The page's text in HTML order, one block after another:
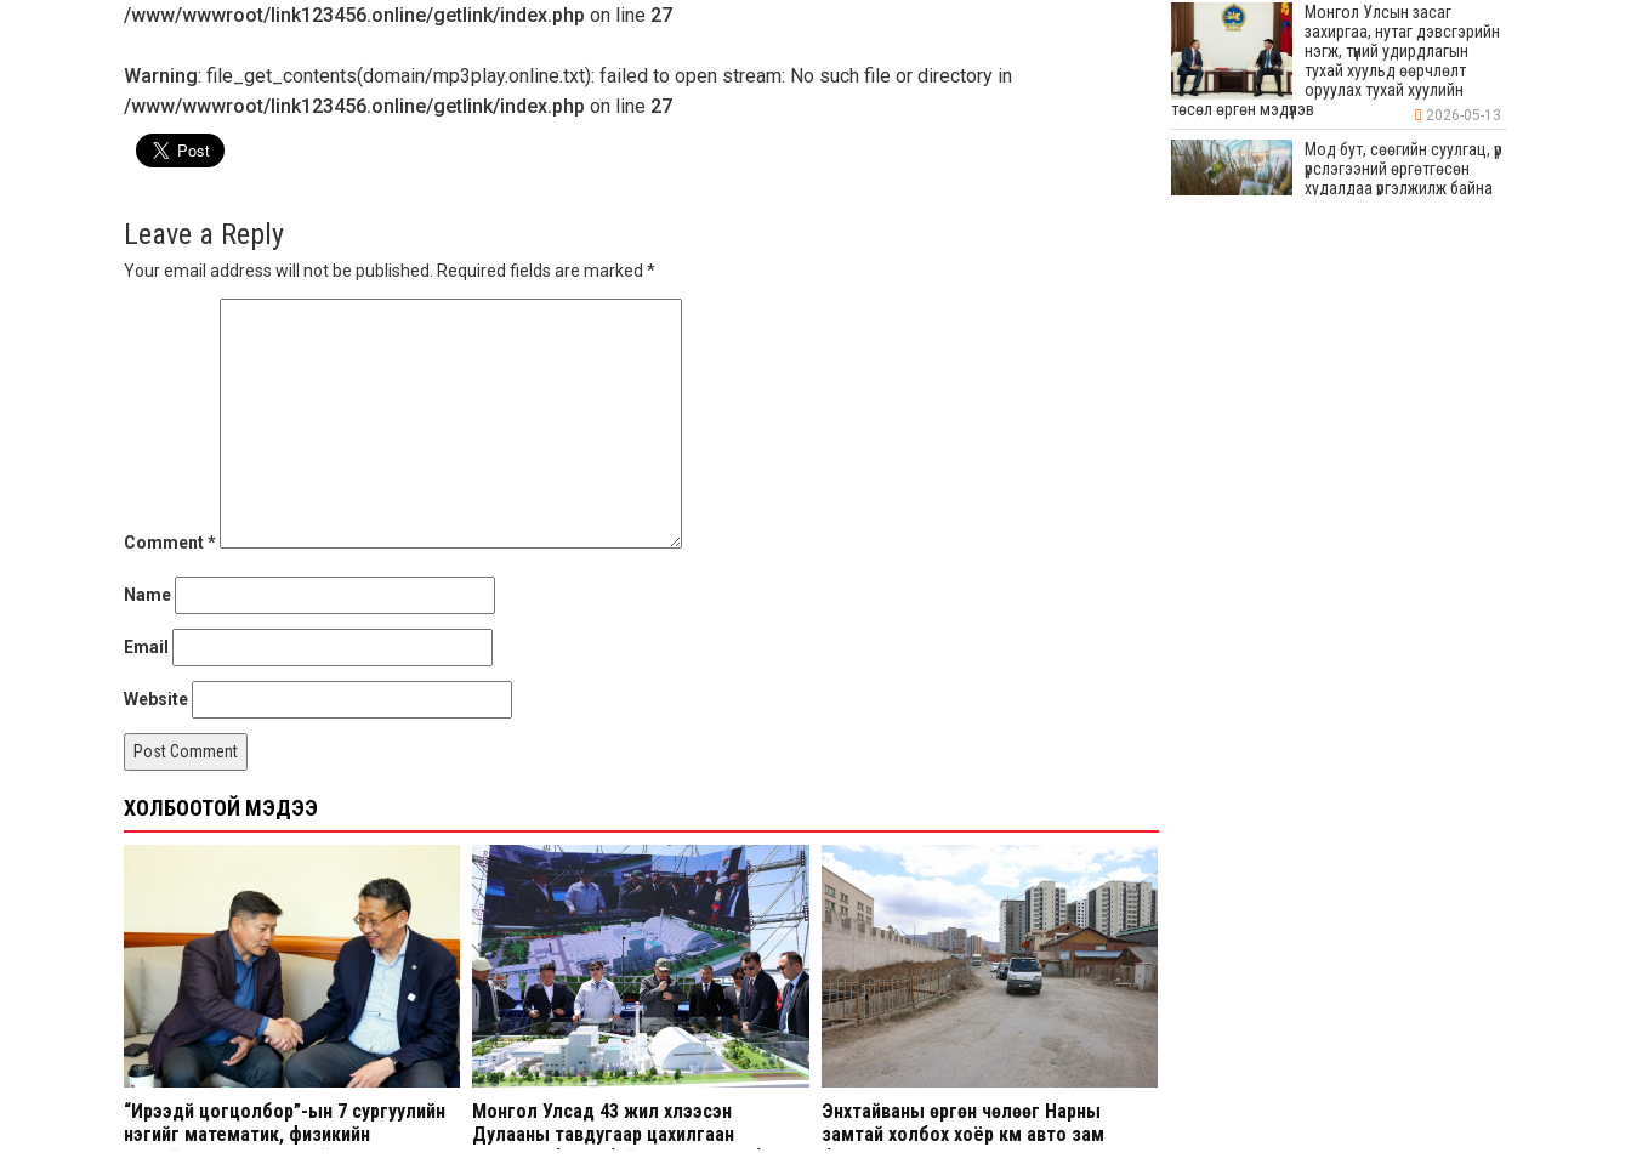
/www/wwwroot/link123456.online/getlink/index.php on line 27
Warning: file_get_contents(domain/mp3play.online.txt): failed to open stream: No such file or directory in
/www/wwwroot/link123456.online/getlink/index.php on line 27
Leave a Reply
Your email address will not be published. Required fields are marked *
Comment*
Name
Email
Website
ХОЛБООТОЙ МЭДЭЭ
“Ирээдүй цогцолбор”-ын 7 сургуулийн
нэгийг математик, физикийн
Монгол Улсад 43 жил хүлээсэн
Дулааны тавдугаар цахилгаан
Энхтайваны өргөн чөлөөг Нарны
замтай холбох хоёр км авто зам
Монгол Улсын засаг
захиргаа, нутаг дэвсгэрийн
нэгж, түүний удирдлагын
тухай хуульд өөрчлөлт
оруулах тухай хуулийн
төсөл өргөн мэдүүлэв
2026-05-13
Мод бут, сөөгийн суулгац, үр
үрслэгээний өргөтгөсөн
худалдаа үргэлжилж байна